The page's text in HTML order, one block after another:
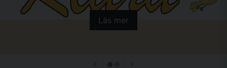
Läs mer